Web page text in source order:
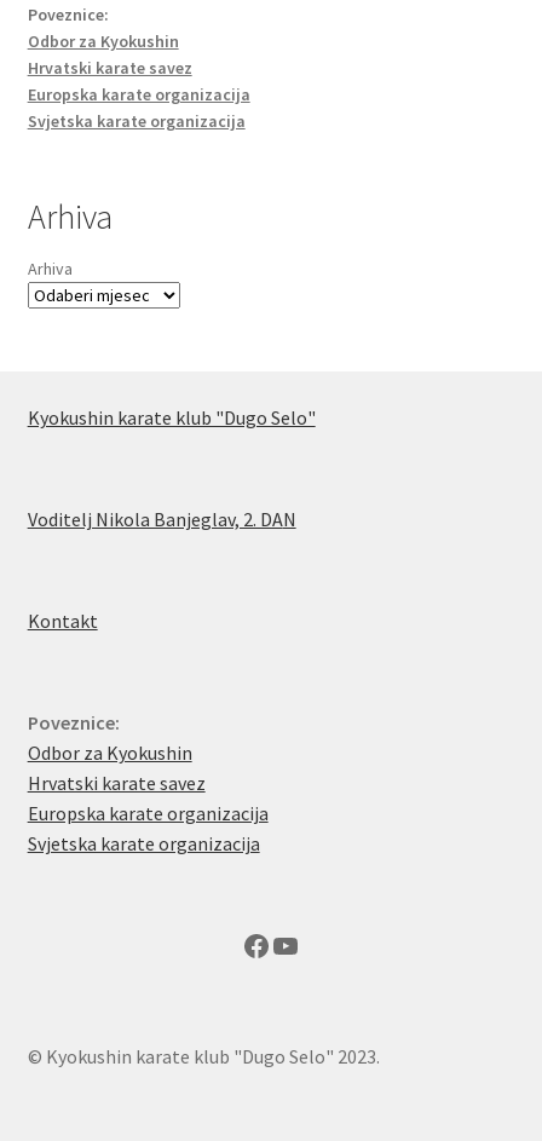
Poveznice:
Odbor za Kyokushin
Hrvatski karate savez
Europska karate organizacija
Svjetska karate organizacija
Arhiva
Arhiva
Kyokushin karate klub "Dugo Selo"
Voditelj Nikola Banjeglav, 2. DAN
Kontakt
Poveznice:
Odbor za Kyokushin
Hrvatski karate savez
Europska karate organizacija
Svjetska karate organizacija
Facebook
YouTube
© Kyokushin karate klub "Dugo Selo" 2023.